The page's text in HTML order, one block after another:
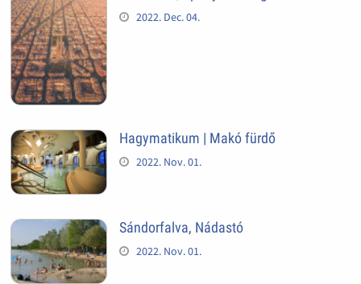
2022. Dec. 04.
Hagymatikum | Makó fürdő
2022. Nov. 01.
Sándorfalva, Nádastó
2022. Nov. 01.